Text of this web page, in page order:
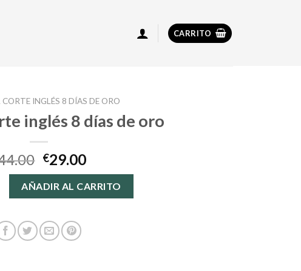
CARRITO
CORTE INGLÉS 8 DÍAS DE ORO
inglés 8 días de oro
€29.00
inglés 8 días de oro cantidad
AÑADIR AL CARRITO